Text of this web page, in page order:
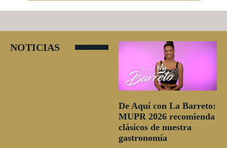
NOTICIAS
De Aquí con La Barreto:
MUPR 2026 recomienda
clásicos de nuestra
gastronomía